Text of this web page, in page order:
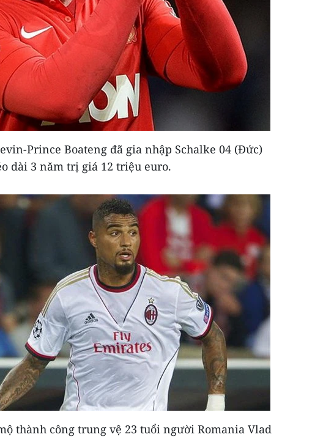
Prince Boateng đã gia nhập Schalke 04 (Đức)
dài 3 năm trị giá 12 triệu euro.
thành công trung vệ 23 tuổi người Romania Vlad